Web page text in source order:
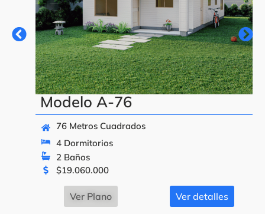
Modelo A-76
76 Metros Cuadrados
4 Dormitorios
2 Baños
$19.060.000
Ver Plano Ver detalles